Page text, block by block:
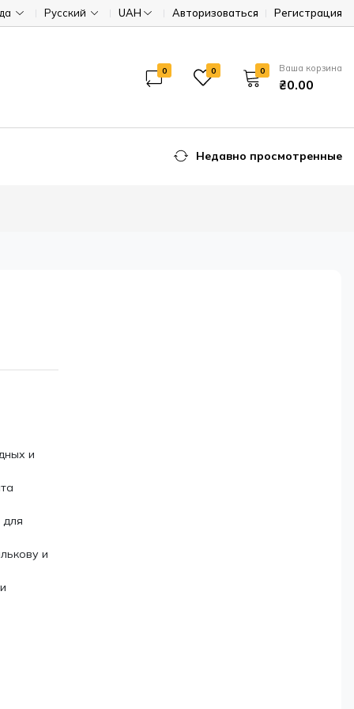
Русский UAH Авторизоваться Регистрация
0 0 0 Ваша корзина
₴0.00
Недавно просмотренные
и
для
и